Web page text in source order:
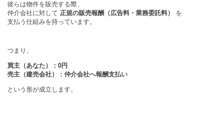
彼らは物件を販売する際、
仲介会社に対して 正規の販売報酬（広告料・業務委託料）
を
支払う仕組みを持っています。
つまり、
買主（あなた）：0円
売主（建売会社）：仲介会社へ報酬支払い
という形が成立します。